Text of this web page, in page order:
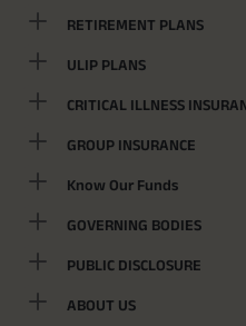
RETIREMENT PLANS
ULIP PLANS
CRITICAL ILLNESS
GROUP INSURANCE
Know Our Funds
GOVERNING BODIES
PUBLIC DISCLOSURE
ABOUT US